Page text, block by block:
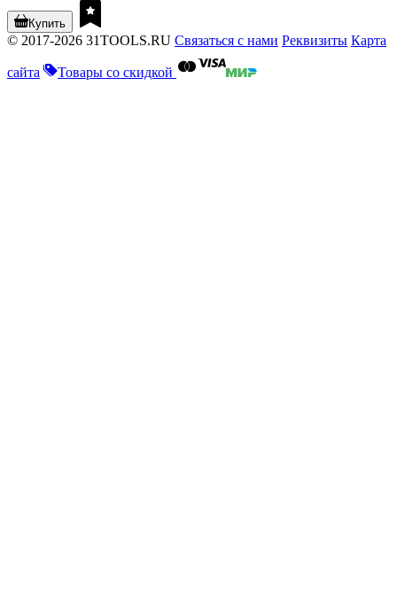
Купить
© 2017-2026 31TOOLS.RU Связаться с нами Реквизиты Карта
сайта Товары со скидкой